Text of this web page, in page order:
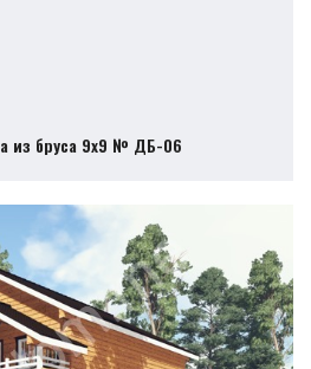
из бруса 9х9 № ДБ-06